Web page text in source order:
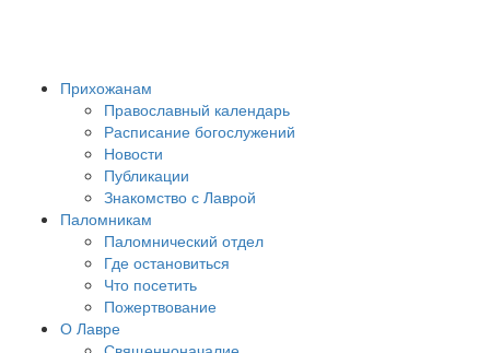
Прихожанам
Православный календарь
Расписание богослужений
Новости
Публикации
Знакомство с Лаврой
Паломникам
Паломнический отдел
Где остановиться
Что посетить
Пожертвование
О Лавре